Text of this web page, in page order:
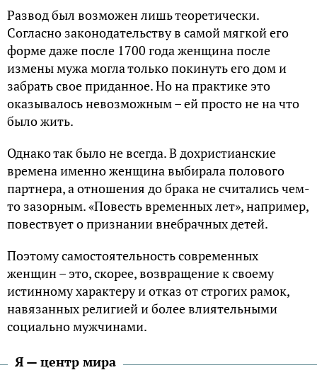
Развод был возможен лишь теоретически.
Согласно законодательству в самой мягкой его
форме даже после 1700 года женщина после
измены мужа могла только покинуть его дом и
забрать свое приданное. Но на практике это
оказывалось невозможным – ей просто не на что
было жить.
Однако так было не всегда. В дохристианские
времена именно женщина выбирала полового
партнера, а отношения до брака не считались чем-
то зазорным. «Повесть временных лет», например,
повествует о признании внебрачных детей.
Поэтому самостоятельность современных
женщин – это, скорее, возвращение к своему
истинному характеру и отказ от строгих рамок,
навязанных религией и более влиятельными
социально мужчинами.
Я — центр мира